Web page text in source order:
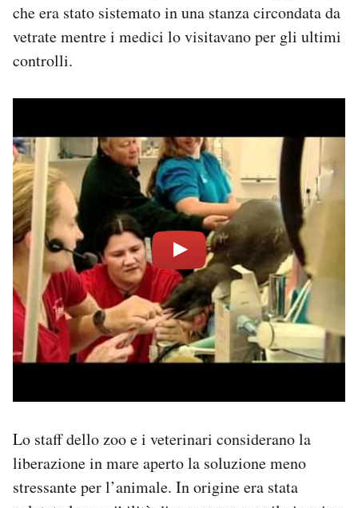
che era stato sistemato in una stanza circondata da
vetrate mentre i medici lo visitavano per gli ultimi
controlli.
Lo staff dello zoo e i veterinari considerano la
liberazione in mare aperto la soluzione meno
stressante per l’animale. In origine era stata